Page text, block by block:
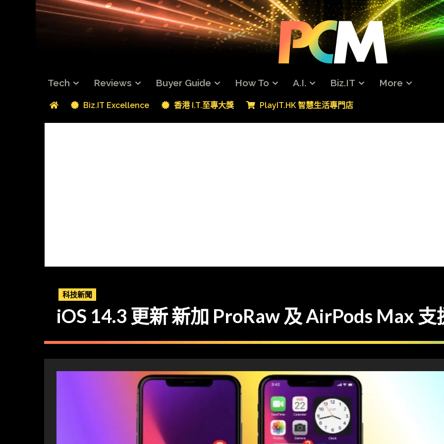
Tech Reviews Buyer Guide How To A.I. Biz.IT More
Biz.IT Excellence 香港 I.T.至專大獎 PlayIT.HK 智慧生活專門店
科技新聞
iOS 14.3 更新 新加 ProRaw 及 AirPods Max 支